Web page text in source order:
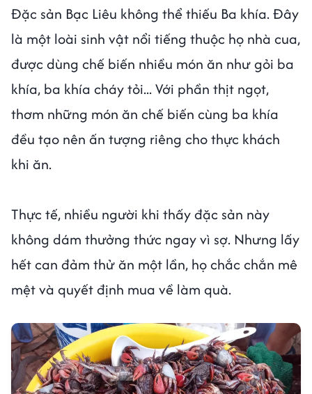
Đặc sản Bạc Liêu không thể thiếu Ba khía. Đây
là một loài sinh vật nổi tiếng thuộc họ nhà cua,
được dùng chế biến nhiều món ăn như gỏi ba
khía, ba khía cháy tỏi... Với phần thịt ngọt,
thơm những món ăn chế biến cùng ba khía
đều tạo nên ấn tượng riêng cho thực khách
khi ăn.
Thực tế, nhiều người khi thấy đặc sản này
không dám thưởng thức ngay vì sợ. Nhưng lấy
hết can đảm thử ăn một lần, họ chắc chắn mê
mệt và quyết định mua về làm quà.